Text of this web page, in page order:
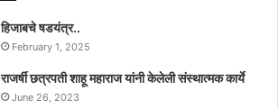
हिजाबचे षडयंत्र..
February 1, 2025
राजर्षी छत्रपती शाहू महाराज यांनी केलेली संस्थात्मक कार्ये
June 26, 2023